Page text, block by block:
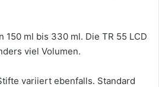
150 ml bis 330 ml. Die TR 55 LCD
viel Volumen.
variiert ebenfalls. Standard